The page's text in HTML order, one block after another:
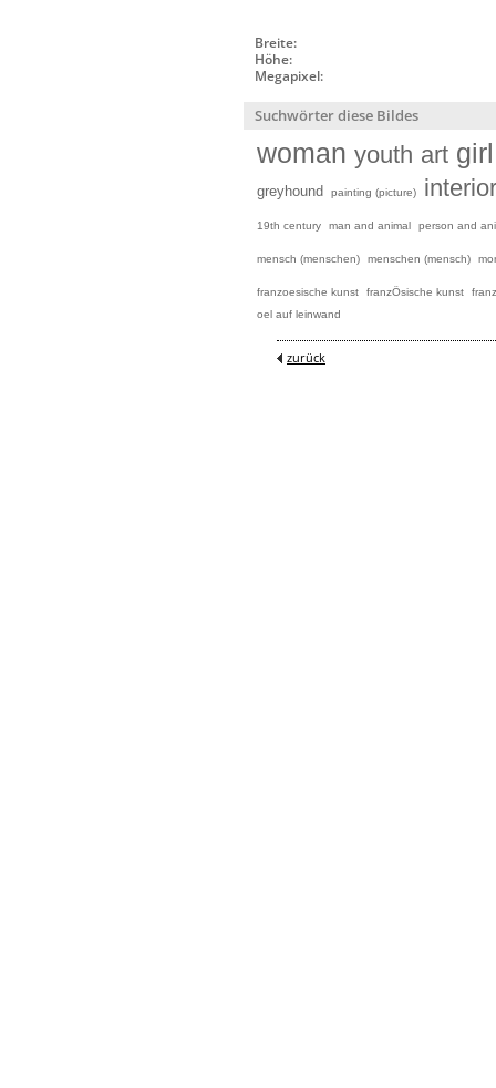
Breite:
Höhe:
Megapixel:
Suchwörter diese Bildes
woman youth art girl
greyhound painting (picture) interior
19th century man and animal person and
mensch (menschen) menschen (mensch)
franzoesische kunst franzÖsische kunst
oel auf leinwand
zurück